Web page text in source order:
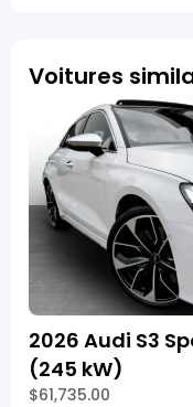
Voitures
2026 Audi S3
(245 kW)
$61,735.00